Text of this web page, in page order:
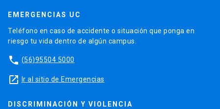
EMERGENCIAS UC
Teléfono en caso de accidente o situación que ponga en
riesgo tu vida dentro de algún campus.
phone (56)95504 5000
launch Ir al sitio de Emergencias
DISCRIMINACIÓN Y VIOLENCIA